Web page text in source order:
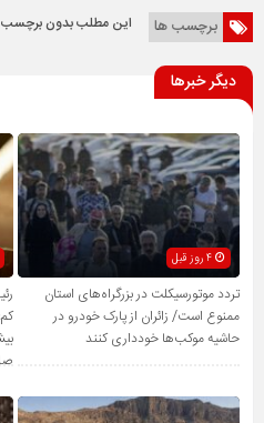
برچسب ها این مطلب بدون برچسب
دیگر خبرها
4 روز قبل
تردد موتورسیکلت در بزرگراه‌های استان
ممنوع است/ زائران از پارک خودرو در
حاشیه موکب‌ها خودداری کنند